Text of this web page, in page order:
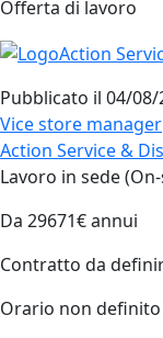
Offerta di lavoro
Pubblicato il 04/08/
Vice store manager
Action Service &
Lavoro in sede
Da 29671€ annui
Contratto da
Orario non definito